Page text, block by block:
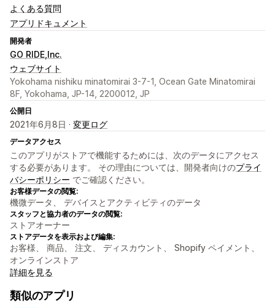
よくある質問
アプリドキュメント
開発者
GO RIDE,Inc.
ウェブサイト
Yokohama nishiku minatomirai 3-7-1, Ocean Gate Minatomirai
8F, Yokohama, JP-14, 2200012, JP
公開日
2021年6月8日 · 変更ログ
データアクセス
このアプリがストアで機能するためには、次のデータにアクセス
する必要があります。 その理由については、開発者向けのプライ
バシーポリシー でご確認ください。
お客様データの閲覧:
機微データ、 デバイスとアクティビティのデータ
スタッフと協力者のデータの閲覧:
ストアオーナー
ストアデータを表示および編集:
お客様、 商品、 注文、 ディスカウント、 Shopify ペイメント、
オンラインストア
詳細を見る
類似のアプリ